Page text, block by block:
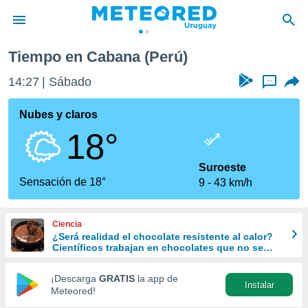
de
ha
calidad.
a este
las
y
forma
digital
basada
Tiempo en Cabana (Perú)
14:27 Sábado ...
Nubes y claros
18°
Sensación de 18°
Suroeste
9
43 km/h
Ciencia
¿Será realidad el chocolate resistente al calor?
Científicos trabajan en chocolates que no se
¡Descarga GRATIS la app de
Meteored!
Instalar